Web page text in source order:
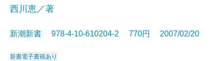
西川恵／著
新潮新書 978-4-10-610204-2 770円 2007/02/20
新書電子書籍あり